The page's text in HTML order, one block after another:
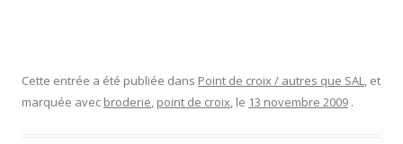
Cette entrée a été publiée dans Point de croix / autres que SAL, et
marquée avec broderie, point de croix, le 13 novembre 2009 .